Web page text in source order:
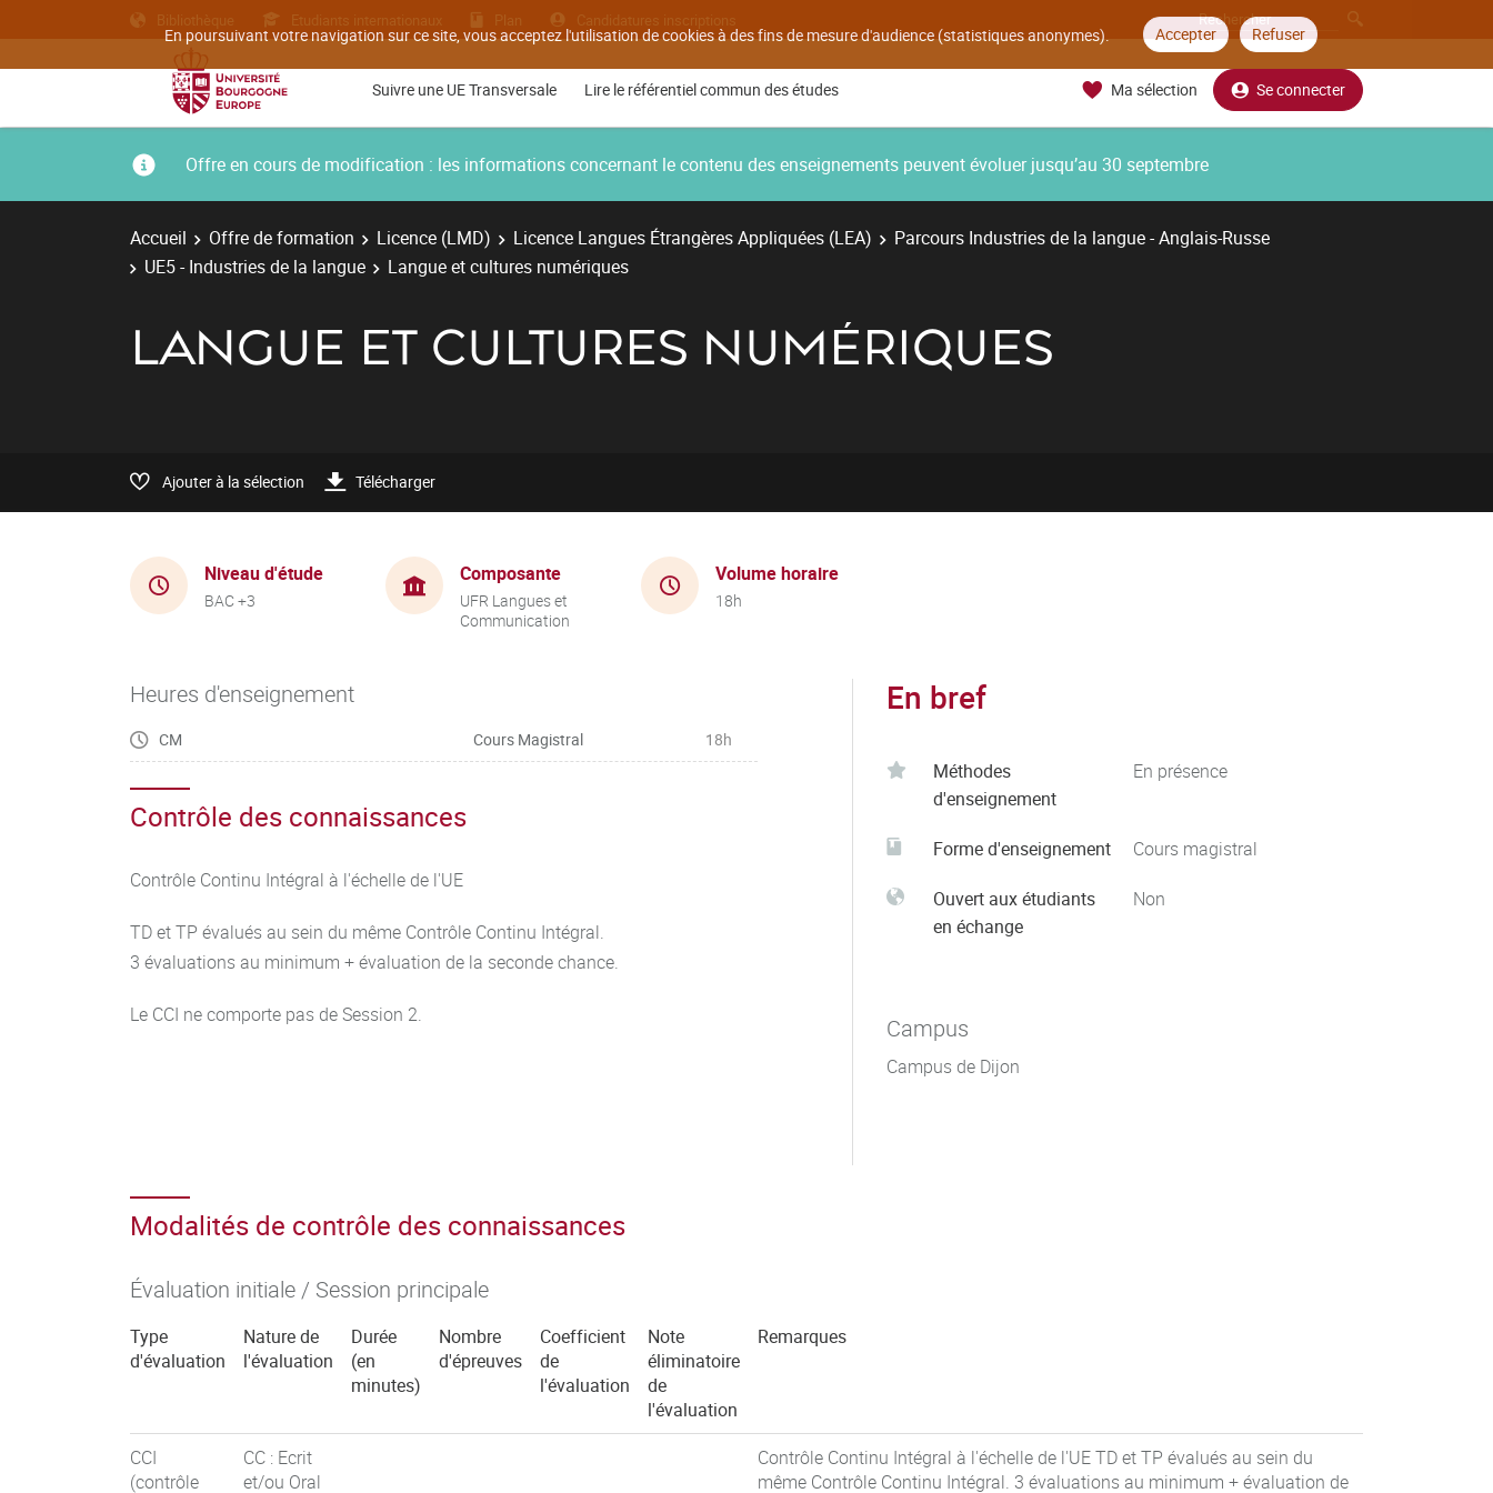
En poursuivant votre navigation sur ce site, vous acceptez l'utilisation de cookies à des fins de mesure d'audience (statistiques anonymes). Accepter Refuser
Bibliothèque Etudiants internationaux Plan Candidatures inscriptions
Suivre une UE Transversale Lire le référentiel commun des études Ma sélection Se connecter
Offre en cours de modification : les informations concernant le contenu des enseignements peuvent évoluer jusqu’au 30 septembre
Accueil Offre de formation Licence (LMD) Licence Langues Étrangères Appliquées (LEA)
Parcours Industries de la langue - Anglais-Russe
UE5 - Industries de la langue
Langue et cultures numériques
LANGUE ET CULTURES NUMÉRIQUES
Ajouter à la sélection Télécharger
Niveau d'étude
BAC +3
Composante
UFR Langues et
Communication
Volume horaire
18h
Heures d'enseignement
CM Cours Magistral 18h
Contrôle des connaissances
Contrôle Continu Intégral à l'échelle de l'UE
TD et TP évalués au sein du même Contrôle Continu Intégral.
3 évaluations au minimum + évaluation de la seconde chance.
Le CCI ne comporte pas de Session 2.
En bref
Méthodes
d'enseignement
En présence
Forme d'enseignement Cours magistral
Ouvert aux étudiants
en échange
Non
Campus
Campus de Dijon
Modalités de contrôle des connaissances
Évaluation initiale / Session principale
Type
d'évaluation
Nature de
l'évaluation
Durée
(en
minutes)
Nombre
d'épreuves
Coefficient
de
l'évaluation
Note
éliminatoire
de
l'évaluation
Remarques
CCI
(contrôle
CC : Ecrit
et/ou Oral
Contrôle Continu Intégral à l'échelle de l'UE TD et TP évalués au sein du
même Contrôle Continu Intégral. 3 évaluations au minimum + évaluation de